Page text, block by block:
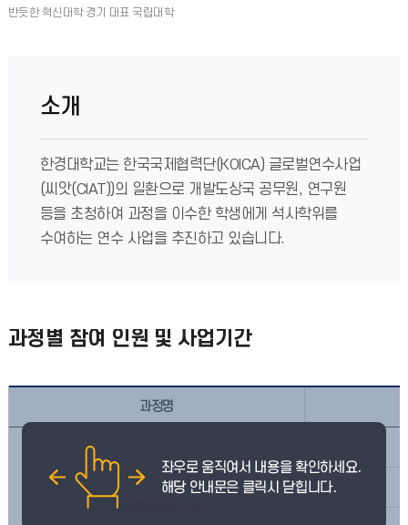
소개
한경대학교는 한국국제협력단(KOICA) 글로벌연수사업
(씨앗(CIAT))의 일환으로 개발도상국 공무원, 연구원
등을 초청하여 과정을 이수한 학생에게 석사학위를
수여하는 연수 사업을 추진하고 있습니다.
과정별 참여 인원 및 사업기간
과정명
화공환경융합기술